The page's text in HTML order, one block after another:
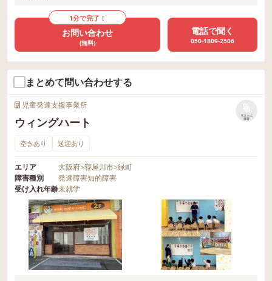
1分で完了！
お問い合わせ
(無料)
電話で聞く
050-1809-2506
まとめて問い合わせする
児童発達支援事業所
ウィングハート
リストに
保存
空きあり 送迎あり
エリア 大阪府>寝屋川市>緑町
障害種別
発達障害知的障害
受け入れ年齢未就学